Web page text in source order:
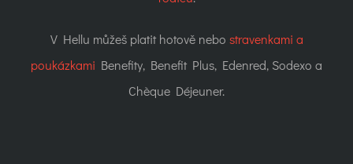
V Hellu můžeš platit hotově nebo stravenkami a
poukázkami Benefity, Benefit Plus, Edenred, Sodexo a
Chèque Déjeuner.